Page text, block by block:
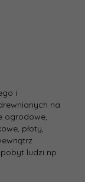
i
na
ogrodowe,
płoty,
ludzi np.